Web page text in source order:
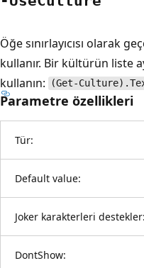
Öğe sınırlayıcısı olarak
kullanır. Bir kültürün liste
kullanın:
(Get-
Parametre özellikleri
Tür:
Default value:
Joker karakterleri destekler:
DontShow: